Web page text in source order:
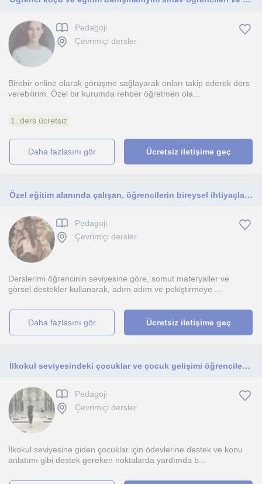
Pedagoji
Çevrimiçi dersler
Birebir online olarak görüşme sağlayarak onları takip ederek ders
verebilirim. Özel bir kurumda rehber öğretmen ola...
1. ders ücretsiz
daha fazlasını gör Ücretsiz iletişime geç
Özel eğitim alanında çalışan, öğrencilerin bireysel ihtiyaçlarına uygun öğretim yöntemleri kullanan bir eğitimciyim
Pedagoji
Çevrimiçi dersler
Derslerimi öğrencinin seviyesine göre, somut materyaller ve
görsel destekler kullanarak, adım adım ve pekiştirmeye ...
daha fazlasını gör Ücretsiz iletişime geç
İlkokul seviyesindeki çocuklar ve çocuk gelişimi öğrencileri için ders vermekteyim.
Pedagoji
Çevrimiçi dersler
İlkokul seviyesine giden çocuklar için ödevlerine destek ve konu
anlatımı gibi destek gereken noktalarda yardımda b...